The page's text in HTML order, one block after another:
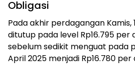
Obligasi
Pada akhir perdagangan Kamis,
ditutup pada level Rp16.795 per
sebelum sedikit menguat pada
April 2025 menjadi Rp16.780 per